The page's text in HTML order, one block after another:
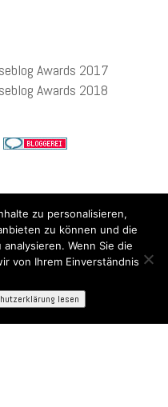
Awards 2017
Awards 2018
zu personalisieren,
zu können und die
Wenn Sie die
von Ihrem Einverständnis
lesen